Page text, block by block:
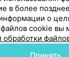
в более
о
файлов cookie вы
обработки